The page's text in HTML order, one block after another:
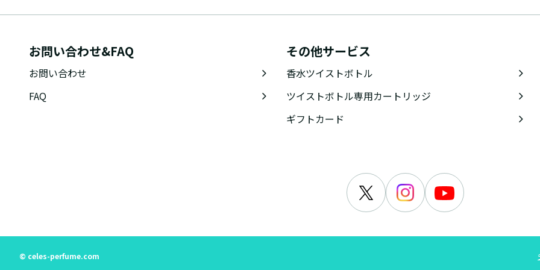
お問い合わせ&FAQ
お問い合わせ
FAQ
その他サービス
香水ツイストボトル
ツイストボトル専用カートリッジ
ギフトカード
© celes-perfume.com